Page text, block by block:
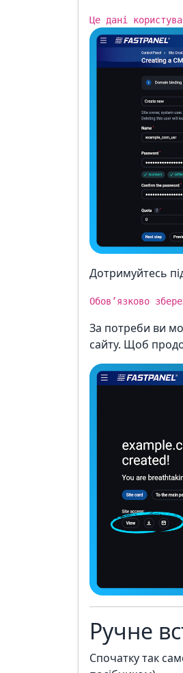
Це дані
Дотримуйтесь
Обов’язково
За потреби ви
сайту. Щоб
Ручне
Спочатку так